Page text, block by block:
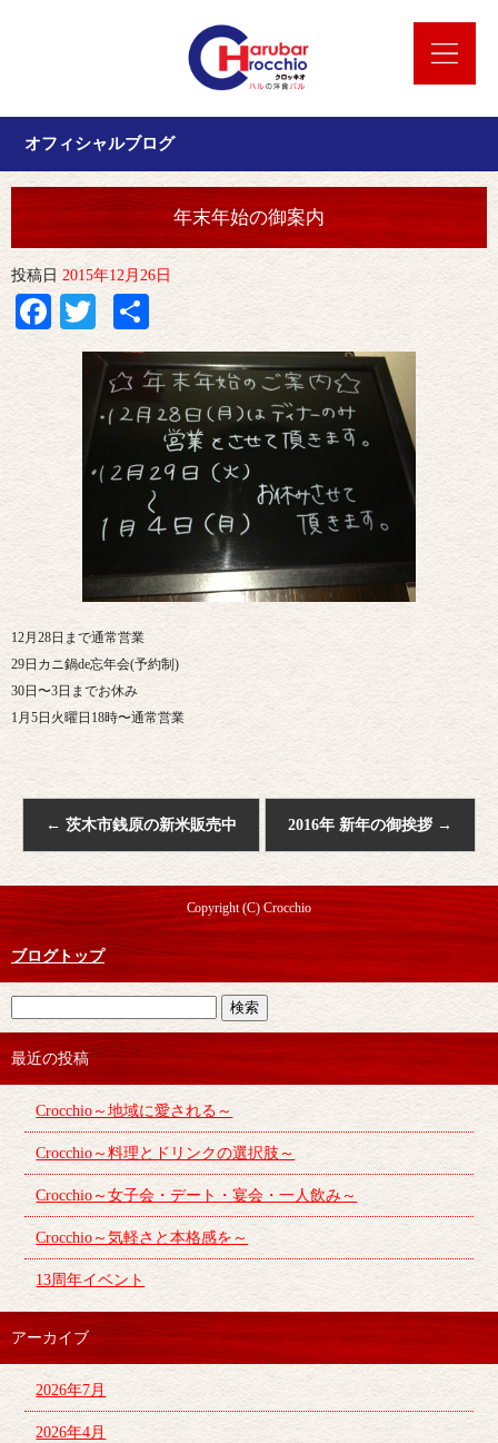
オフィシャルブログ
年末年始の御案内
投稿日 2015年12月26日
Facebook
Twitter
有
12月28日まで通常営業
29日カニ鍋de忘年会(予約制)
30日〜3日までお休み
1月5日火曜日18時〜通常営業
← 茨木市銭原の新米販売中 2016年 新年の御挨拶 →
Copyright (C) Crocchio
ブログトップ
最近の投稿
Crocchio～地域に愛される～
Crocchio～料理とドリンクの選択肢～
Crocchio～女子会・デート・宴会・一人飲み～
Crocchio～気軽さと本格感を～
13周年イベント
アーカイブ
2026年7月
2026年4月